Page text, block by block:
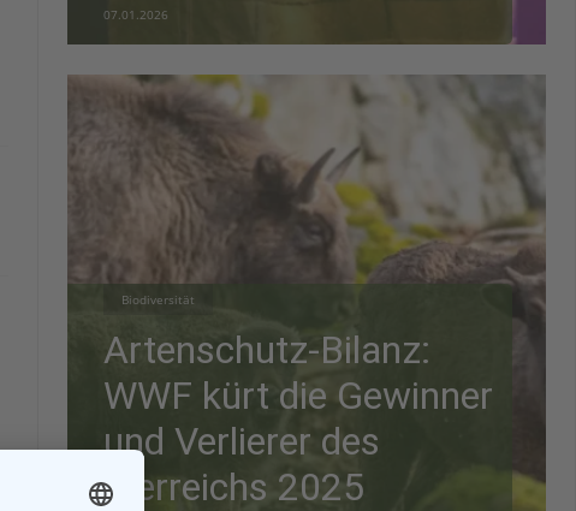
07.01.2026
Biodiversität
Artenschutz-Bilanz:
WWF kürt die Gewinner
und Verlierer des
Tierreichs 2025